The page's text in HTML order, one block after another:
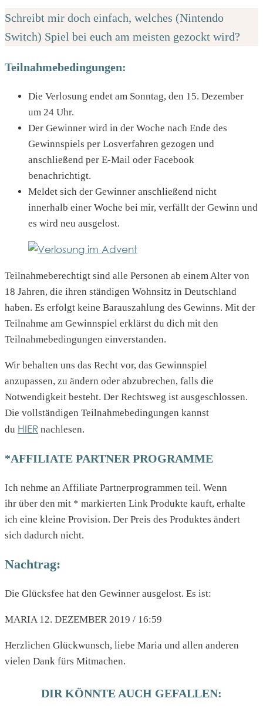
Schreibt mir doch einfach, welches (Nintendo
Switch) Spiel bei euch am meisten gezockt wird?
Teilnahmebedingungen:
Die Verlosung endet am Sonntag, den 15. Dezember
um 24 Uhr.
Der Gewinner wird in der Woche nach Ende des
Gewinnspiels per Losverfahren gezogen und
anschließend per E-Mail oder Facebook
benachrichtigt.
Meldet sich der Gewinner anschließend nicht
innerhalb einer Woche bei mir, verfällt der Gewinn und
es wird neu ausgelost.
Teilnahmeberechtigt sind alle Personen ab einem Alter von
18 Jahren, die ihren ständigen Wohnsitz in Deutschland
haben. Es erfolgt keine Barauszahlung des Gewinns. Mit der
Teilnahme am Gewinnspiel erklärst du dich mit den
Teilnahmebedingungen einverstanden.
Wir behalten uns das Recht vor, das Gewinnspiel
anzupassen, zu ändern oder abzubrechen, falls die
Notwendigkeit besteht. Der Rechtsweg ist ausgeschlossen.
Die vollständigen Teilnahmebedingungen kannst
du HIER nachlesen.
*AFFILIATE PARTNER PROGRAMME
Ich nehme an Affiliate Partnerprogrammen teil. Wenn
ihr über den mit * markierten Link Produkte kauft, erhalte
ich eine kleine Provision. Der Preis des Produktes ändert
sich dadurch nicht.
Nachtrag:
Die Glücksfee hat den Gewinner ausgelost. Es ist:
MARIA 12. DEZEMBER 2019 / 16:59
Herzlichen Glückwunsch, liebe Maria und allen anderen
vielen Dank fürs Mitmachen.
DIR KÖNNTE AUCH GEFALLEN: